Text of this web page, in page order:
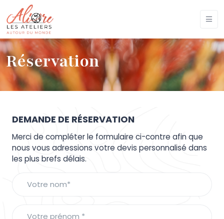
Réservation
DEMANDE DE RÉSERVATION
Merci de compléter le formulaire ci-contre afin que
nous vous adressions votre devis personnalisé dans
les plus brefs délais.